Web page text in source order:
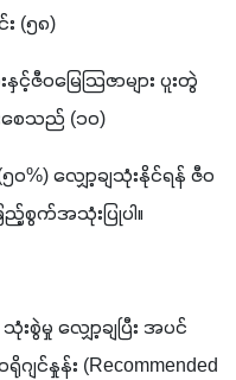
(၅၈)
ဇီဝမြေသြဇာများ ပူးတွဲ
ေသည် (၁ဝ)
%) လျှော့ချသုံးနိုင်ရန် ဇီဝ
ြည့်စွက်အသုံးပြုပါ။
စွဲမှု လျှော့ချပြီး အပင်
န်း (Recommended